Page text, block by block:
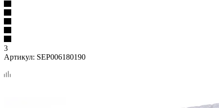
3
Артикул: SEP006180190